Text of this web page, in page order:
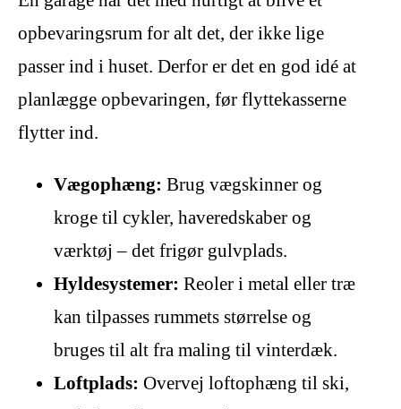
opbevaringsrum for alt det, der ikke lige
passer ind i huset. Derfor er det en god idé at
planlægge opbevaringen, før flyttekasserne
flytter ind.
Vægophæng: Brug vægskinner og
kroge til cykler, haveredskaber og
værktøj – det frigør gulvplads.
Hyldesystemer: Reoler i metal eller træ
kan tilpasses rummets størrelse og
bruges til alt fra maling til vinterdæk.
Loftplads: Overvej loftophæng til ski,